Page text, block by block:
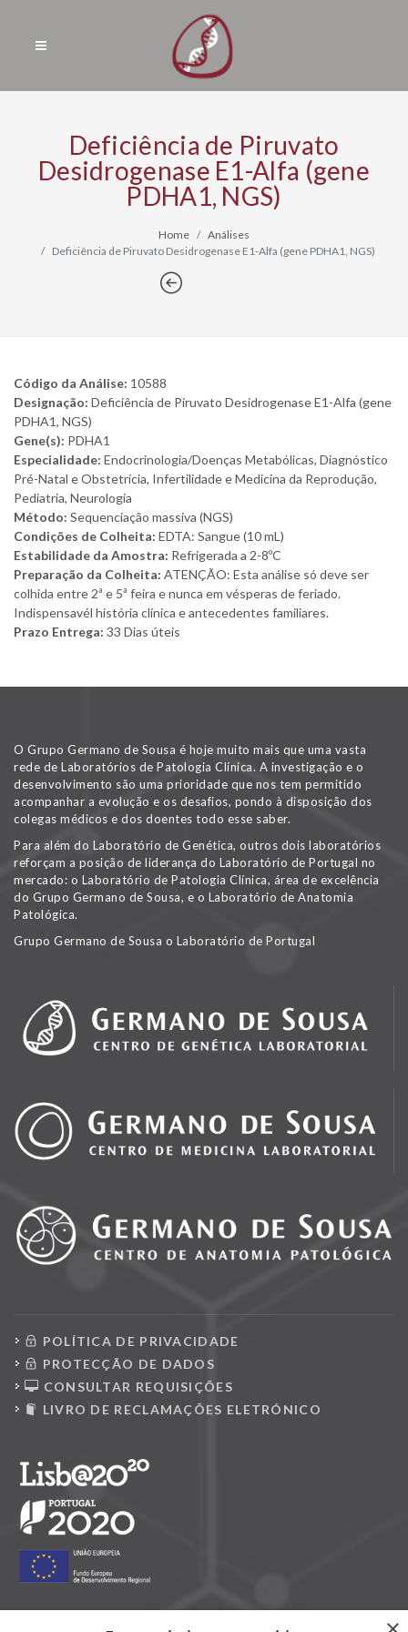
Deficiência de Piruvato
Desidrogenase E1-Alfa (gene
PDHA1, NGS)
Home
Análises
Deficiência de Piruvato Desidrogenase E1-Alfa (gene PDHA1, NGS)
Código da Análise: 10588
Designação: Deficiência de Piruvato Desidrogenase E1-Alfa (gene
PDHA1, NGS)
Gene(s): PDHA1
Especialidade: Endocrinologia/Doenças Metabólicas, Diagnóstico
Pré-Natal e Obstetrícia, Infertilidade e Medicina da Reprodução,
Pediatria, Neurologia
Método: Sequenciação massiva (NGS)
Condições de Colheita: EDTA: Sangue (10 mL)
Estabilidade da Amostra: Refrigerada a 2-8ºC
Preparação da Colheita: ATENÇÃO: Esta análise só deve ser
colhida entre 2ª e 5ª feira e nunca em vésperas de feriado.
Indispensavél história clínica e antecedentes familiares.
Prazo Entrega: 33 Dias úteis
O Grupo Germano de Sousa é hoje muito mais que uma vasta
rede de Laboratórios de Patologia Clínica. A investigação e o
desenvolvimento são uma prioridade que nos tem permitido
acompanhar a evolução e os desafios, pondo à disposição dos
colegas médicos e dos doentes todo esse saber.
Para além do Laboratório de Genética, outros dois laboratórios
reforçam a posição de liderança do Laboratório de Portugal no
mercado: o Laboratório de Patologia Clínica, área de excelência
do Grupo Germano de Sousa, e o Laboratório de Anatomia
Patológica.
Grupo Germano de Sousa o Laboratório de Portugal
POLÍTICA DE PRIVACIDADE
PROTECÇÃO DE DADOS
CONSULTAR REQUISIÇÕES
LIVRO DE RECLAMAÇÕES ELETRÓNICO